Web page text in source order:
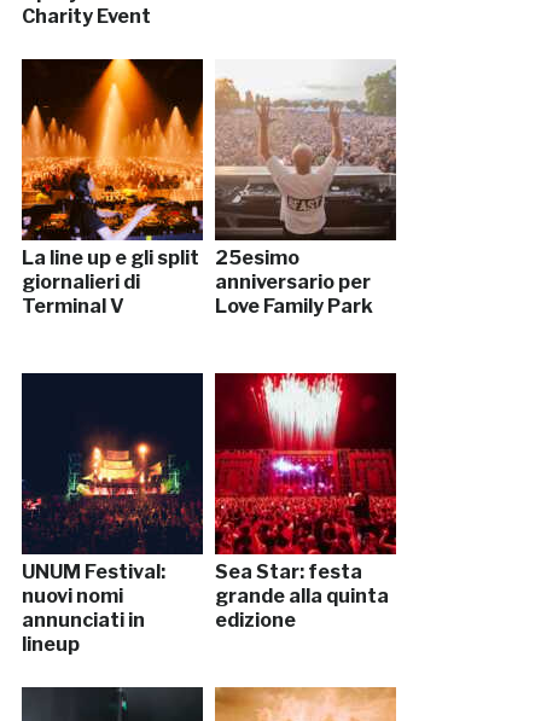
Charity Event
La line up e gli split
giornalieri di
Terminal V
25esimo
anniversario per
Love Family Park
UNUM Festival:
nuovi nomi
annunciati in
lineup
Sea Star: festa
grande alla quinta
edizione